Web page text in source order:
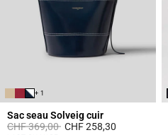
+ 1
Sac seau Solveig cuir
Prix réduit à partir de
CHF 369,00àCHF 258,30